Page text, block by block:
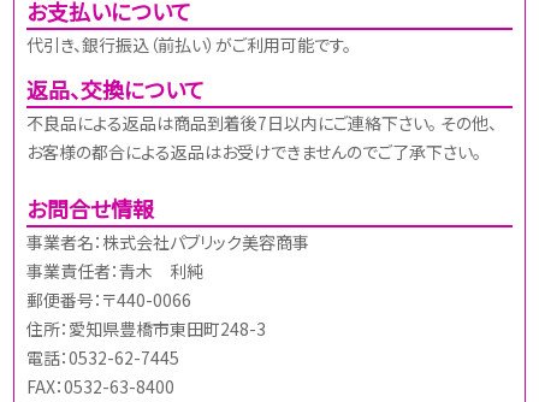
お支払いについて
代引き、銀行振込（前払い）がご利用可能です。
返品、交換について
不良品による返品は商品到着後7日以内にご連絡下さい。 その他、
お客様の都合による返品はお受けできませんのでご了承下さい。
お問合せ情報
事業者名：株式会社パブリック美容商事
事業責任者：青木 利純
郵便番号：〒440-0066
住所：愛知県豊橋市東田町248-3
電話：0532-62-7445
FAX：0532-63-8400